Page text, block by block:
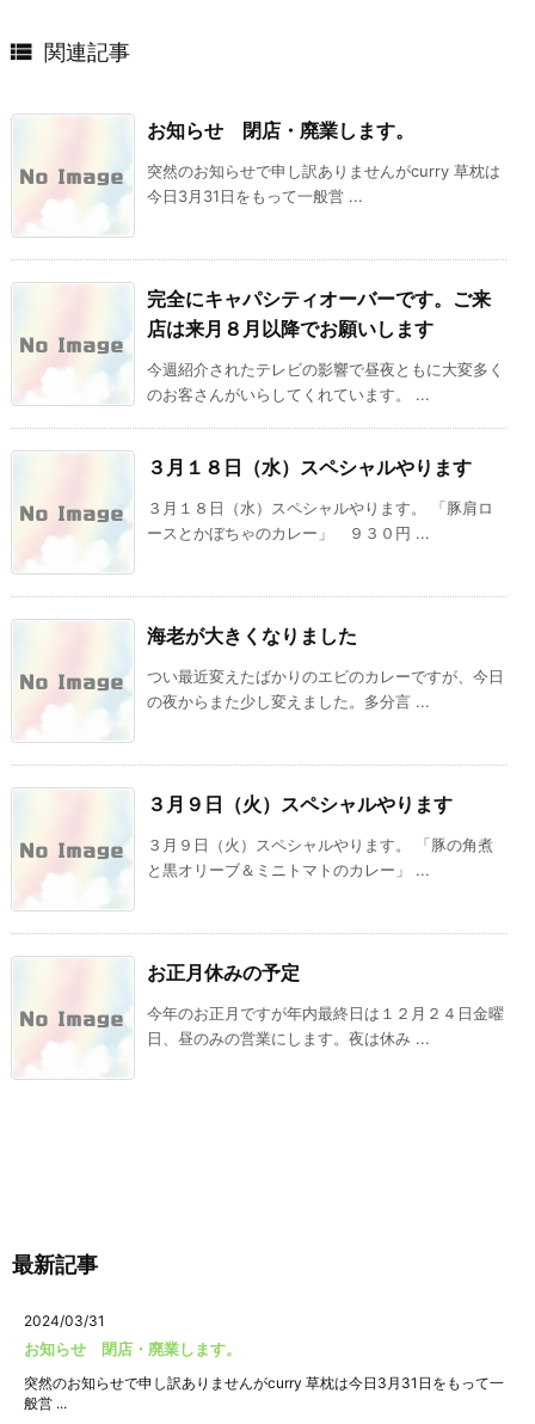
 関連記事
お知らせ 閉店・廃業します。
突然のお知らせで申し訳ありませんがcurry 草枕は
今日3月31日をもって一般営 ...
完全にキャパシティオーバーです。ご来
店は来月８月以降でお願いします
今週紹介されたテレビの影響で昼夜ともに大変多く
のお客さんがいらしてくれています。 ...
３月１８日（水）スペシャルやります
３月１８日（水）スペシャルやります。 「豚肩ロ
ースとかぼちゃのカレー」 ９３０円 ...
海老が大きくなりました
つい最近変えたばかりのエビのカレーですが、今日
の夜からまた少し変えました。多分言 ...
３月９日（火）スペシャルやります
３月９日（火）スペシャルやります。 「豚の角煮
と黒オリーブ＆ミニトマトのカレー」 ...
お正月休みの予定
今年のお正月ですが年内最終日は１２月２４日金曜
日、昼のみの営業にします。夜は休み ...
最新記事
2024/03/31
お知らせ 閉店・廃業します。
突然のお知らせで申し訳ありませんがcurry 草枕は今日3月31日をもって一
般営 ...